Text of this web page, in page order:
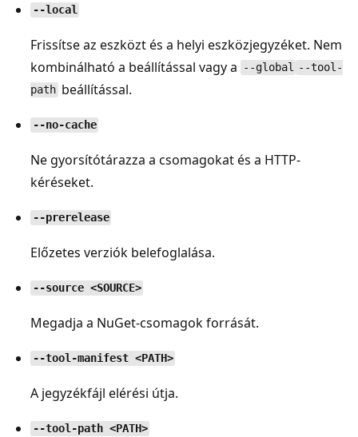
--local
Frissítse az eszközt és a helyi eszközjegyzéket. Nem
kombinálható a beállítással vagy a
--global --tool-
path beállítással.
--no-cache
Ne gyorsítótárazza a csomagokat és a HTTP-
kéréseket.
--prerelease
Előzetes verziók belefoglalása.
--source <SOURCE>
Megadja a NuGet-csomagok forrását.
--tool-manifest <PATH>
A jegyzékfájl elérési útja.
--tool-path <PATH>